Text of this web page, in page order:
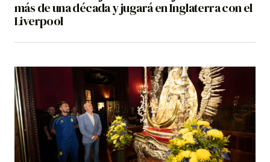
más de una década y jugará en Inglaterra con el
Liverpool